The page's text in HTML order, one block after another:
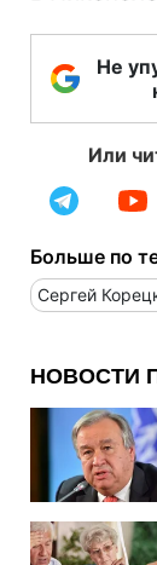
Не
Или
Больше по
Сергей